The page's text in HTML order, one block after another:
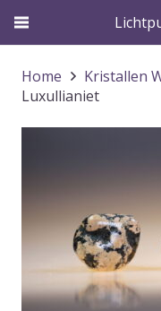
Home Kristallen
Luxullianiet